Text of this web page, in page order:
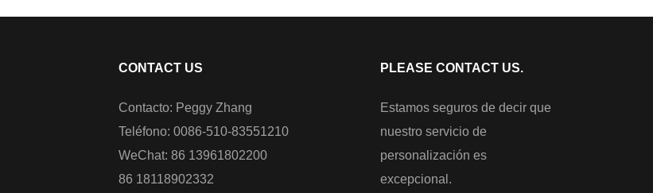
CONTACT US
Contacto: Peggy Zhang
Teléfono: 0086-510-83551210
WeChat: 86 13961802200
86 18118902332
PLEASE CONTACT US.
Estamos seguros de decir que
nuestro servicio de
personalización es
excepcional.